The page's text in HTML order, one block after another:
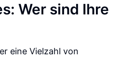
Wer sind Ihre
eine Vielzahl von